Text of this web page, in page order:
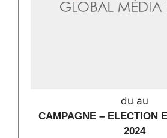
du au
CAMPAGNE – ELECTION
2024